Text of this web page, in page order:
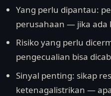
Yang perlu dipantau:
perusahaan — jika ada
Risiko yang perlu
pengecualian bisa
Sinyal penting: sikap
ketenagalistrikan —